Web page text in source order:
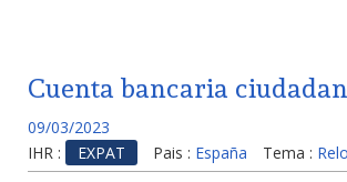
Cuenta bancaria
09/03/2023
IHR :
EXPAT Pais : España Tema :